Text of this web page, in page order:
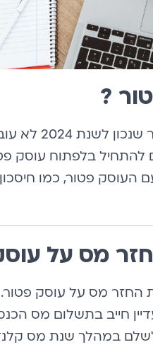
?
בלפתוח עוסק
פטור, כמו
מס על
החזר מס על עוסק
חייב בתשלום מס
במהלך שנת מס